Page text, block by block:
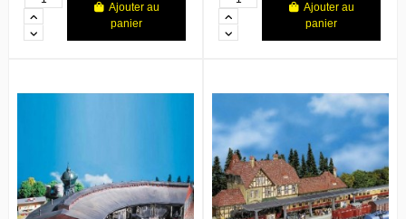
Ajouter au
panier
Ajouter au
panier